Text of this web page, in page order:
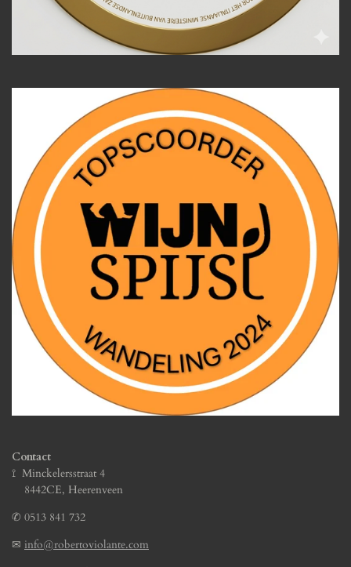
Contact
⟟ Minckelersstraat 4
8442CE, Heerenveen
✆ 0513 841 732
✉ info@robertoviolante.com